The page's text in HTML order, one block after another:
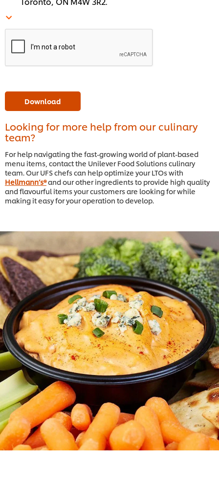
Download
Looking for more help from our culinary
team?
For help navigating the fast-growing world of plant-based
menu items, contact the Unilever Food Solutions culinary
team. Our UFS chefs can help optimize your LTOs with
Hellmann’s®and our other ingredients to provide high quality
and flavourful items your customers are looking for while
making it easy for your operation to develop.